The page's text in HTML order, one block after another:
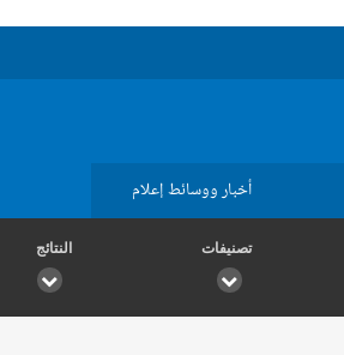
أخبار ووسائط إعلام
تصنيفات النتائج